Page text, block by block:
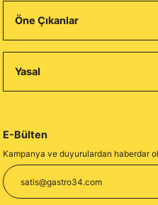
Öne Çıkanlar
Yasal
E-Bülten
Kampanya ve duyurulardan haberdar